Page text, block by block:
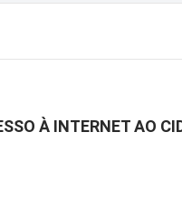
À INTERNET AO